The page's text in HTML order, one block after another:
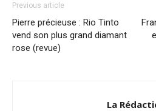
Previous article
Pierre précieuse : Rio Tinto
vend son plus grand diamant
rose (revue)
La